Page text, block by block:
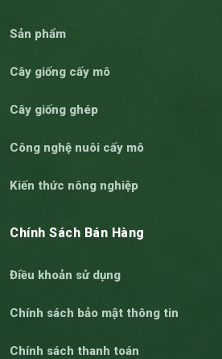
Sản phẩm
Cây giống cấy mô
Cây giống ghép
Công nghệ nuôi cấy mô
Kiến thức nông nghiệp
Chính Sách Bán Hàng
Điều khoản sử dụng
Chính sách bảo mật thông tin
Chính sách thanh toán